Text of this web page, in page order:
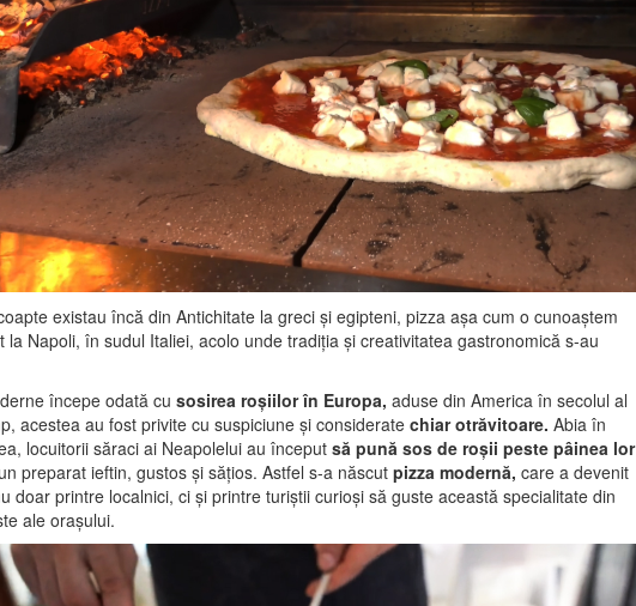
existau încă din Antichitate la greci și egipteni, pizza așa cum o cunoaștem
la Napoli, în sudul Italiei, acolo unde tradiția și creativitatea gastronomică s-au
începe odată cu sosirea roșiilor în Europa, aduse din America în secolul al
acestea au fost privite cu suspiciune și considerate chiar otrăvitoare. Abia în
locuitorii săraci ai Neapolelui au începutsă pună sos de roșii peste pâinea lor
preparat ieftin, gustos și sățios. Astfel s-a născut pizza modernă, care a devenit
doar printre localnici, ci și printre turiștii curioși să guste această specialitate din
ale orașului.